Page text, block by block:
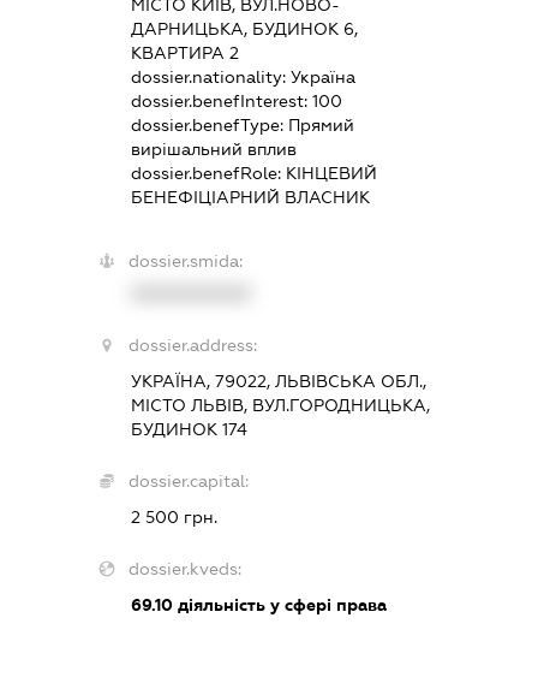
МІСТО КИЇВ, ВУЛ.НОВО-
ДАРНИЦЬКА, БУДИНОК 6,
КВАРТИРА 2
dossier.nationality:Україна
dossier.benefInterest:100
dossier.benefType: Прямий
вирішальний вплив
dossier.benefRole: КІНЦЕВИЙ
БЕНЕФІЦІАРНИЙ ВЛАСНИК
dossier.smida:
dossier.address:
УКРАЇНА, 79022, ЛЬВІВСЬКА ОБЛ.,
МІСТО ЛЬВІВ, ВУЛ.ГОРОДНИЦЬКА,
БУДИНОК 174
dossier.capital:
2 500 грн.
dossier.kveds:
69.10 діяльність у сфері права